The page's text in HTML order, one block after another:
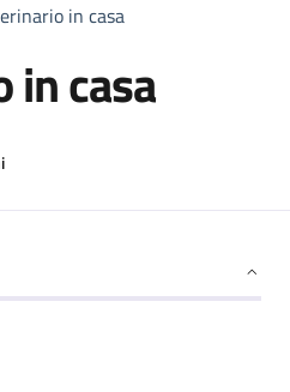
in casa
in casa